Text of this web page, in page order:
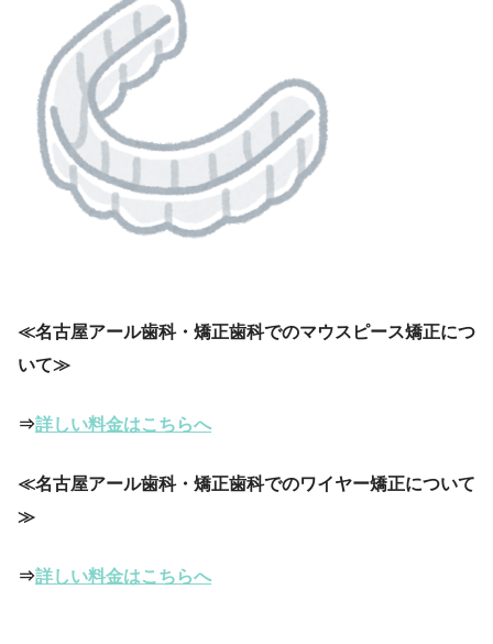
≪名古屋アール歯科・矯正歯科でのマウスピース矯正につ
いて≫
⇒詳しい料金はこちらへ
≪名古屋アール歯科・矯正歯科でのワイヤー矯正について
≫
⇒詳しい料金はこちらへ